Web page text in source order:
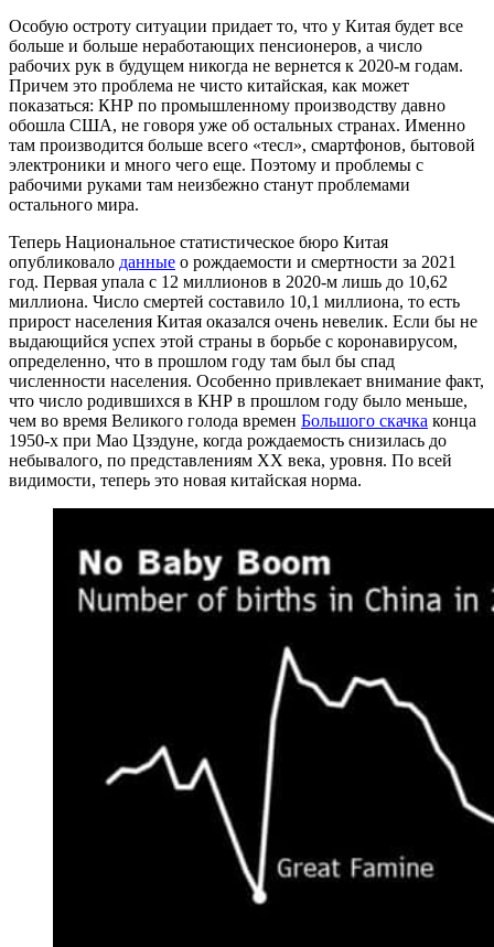
Особую остроту ситуации придает то, что у Китая будет все
больше и больше неработающих пенсионеров, а число
рабочих рук в будущем никогда не вернется к 2020-м годам.
Причем это проблема не чисто китайская, как может
показаться: КНР по промышленному производству давно
обошла США, не говоря уже об остальных странах. Именно
там производится больше всего «тесл», смартфонов, бытовой
электроники и много чего еще. Поэтому и проблемы с
рабочими руками там неизбежно станут проблемами
остального мира.
Теперь Национальное статистическое бюро Китая
опубликовало данные о рождаемости и смертности за 2021
год. Первая упала с 12 миллионов в 2020-м лишь до 10,62
миллиона. Число смертей составило 10,1 миллиона, то есть
прирост населения Китая оказался очень невелик. Если бы не
выдающийся успех этой страны в борьбе с коронавирусом,
определенно, что в прошлом году там был бы спад
численности населения. Особенно привлекает внимание факт,
что число родившихся в КНР в прошлом году было меньше,
чем во время Великого голода времен Большого скачка конца
1950-х при Мао Цзэдуне, когда рождаемость снизилась до
небывалого, по представлениям XX века, уровня. По всей
видимости, теперь это новая китайская норма.